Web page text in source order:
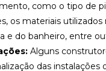
como o tipo de
os materiais utilizados
e do banheiro, entre
Alguns
das instalações